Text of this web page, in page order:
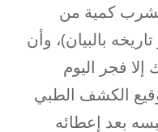
بشرب كمية من
بالبيان)، وأن
فجر اليوم
الكشف الطبي
بعد إعطائه